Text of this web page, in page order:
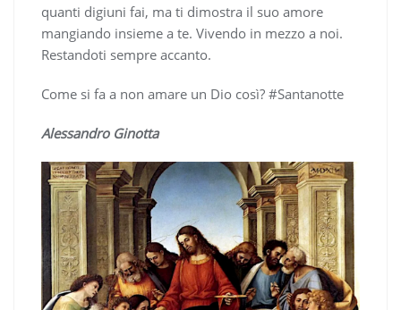
quanti digiuni fai, ma ti dimostra il suo amore
mangiando insieme a te. Vivendo in mezzo a noi.
Restandoti sempre accanto.
Come si fa a non amare un Dio così? #Santanotte
Alessandro Ginotta